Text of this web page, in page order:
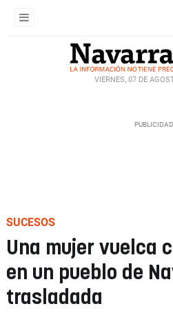
VIERNES, 07 DE
SUCESOS
Una mujer vuelca
en un pueblo de
trasladada